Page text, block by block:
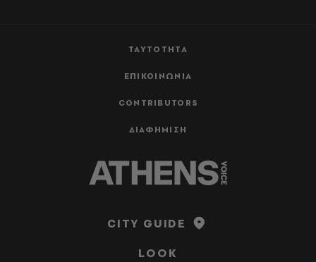
ΤΑΥΤΟΤΗΤΑ
ΕΠΙΚΟΙΝΩΝΙΑ
CONTRIBUTORS
ΔΙΑΦΗΜΙΣΗ
CITY GUIDE
LOOK